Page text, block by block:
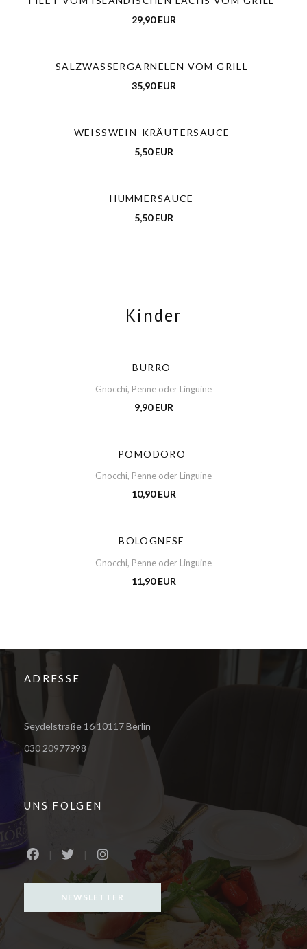
29,90 EUR
SALZWASSERGARNELEN VOM GRILL
35,90 EUR
WEISSWEIN-KRÄUTERSAUCE
5,50 EUR
HUMMERSAUCE
5,50 EUR
Kinder
BURRO
Gnocchi, Penne oder Linguine
9,90 EUR
POMODORO
Gnocchi, Penne oder Linguine
10,90 EUR
BOLOGNESE
Gnocchi, Penne oder Linguine
11,90 EUR
ADRESSE
Seydelstraße 16 10117 Berlin
030 20977998
UNS FOLGEN
Facebook ((öffnet ein neues Fenster))
Twitter ((öffnet ein neues Fenster))
Instagram ((öffnet ein neues Fenster))
NEWSLETTER